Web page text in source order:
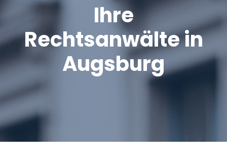
Ihre
Rechtsanwälte in
Augsburg